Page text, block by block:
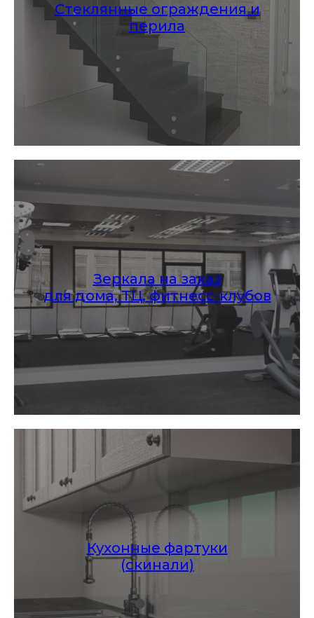
Стеклянные ограждения и
перила
Зеркала на заказ
для дома, ТЦ, фитнесс-клубов
Кухонные фартуки
(скинали)